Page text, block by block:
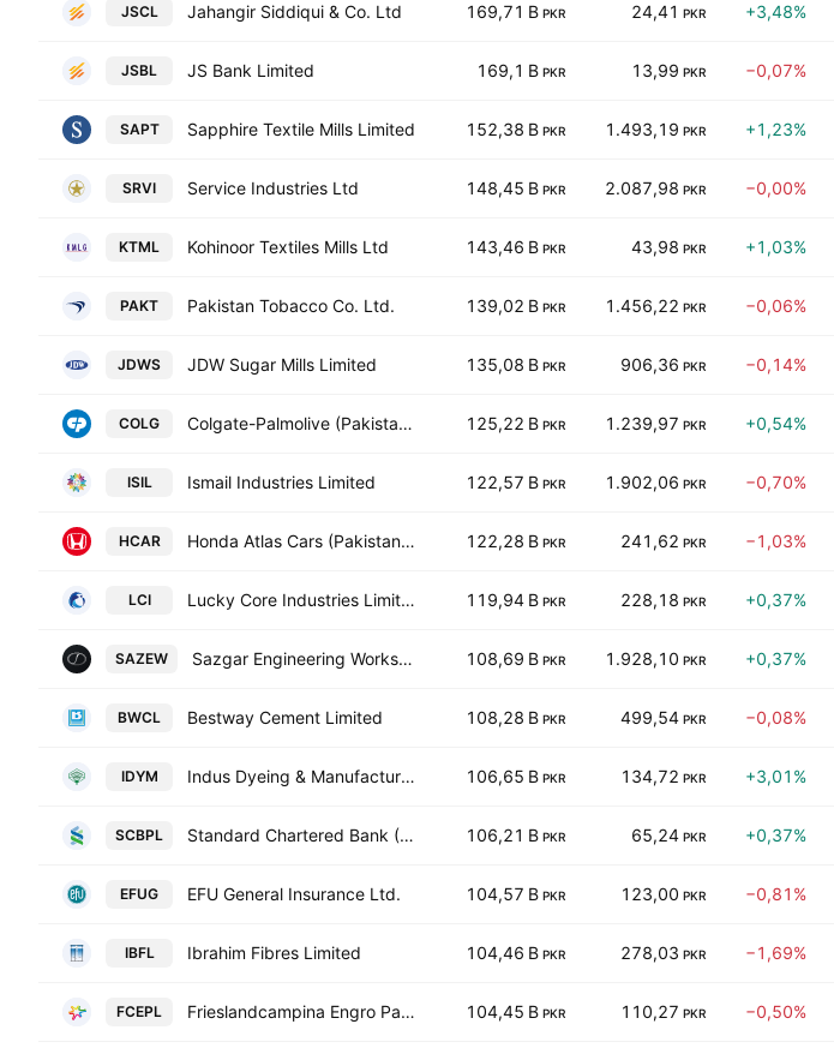
JSCL Jahangir Siddiqui & Co. Ltd 169,71 B PKR 24,41 PKR +3,48%
JSBL JS Bank Limited 169,1 B PKR 13,99 PKR −0,07%
SAPT Sapphire Textile Mills Limited 152,38 B PKR 1.493,19 PKR +1,23%
SRVI Service Industries Ltd 148,45 B PKR 2.087,98 PKR −0,00%
KTML Kohinoor Textiles Mills Ltd 143,46 B PKR 43,98 PKR +1,03%
PAKT Pakistan Tobacco Co. Ltd. 139,02 B PKR 1.456,22 PKR −0,06%
JDWS JDW Sugar Mills Limited 135,08 B PKR 906,36 PKR −0,14%
COLG Colgate-Palmolive (Pakistan) Limited 125,22 B PKR 1.239,97 PKR +0,54%
ISIL Ismail Industries Limited 122,57 B PKR 1.902,06 PKR −0,70%
HCAR Honda Atlas Cars (Pakistan) Ltd. 122,28 B PKR 241,62 PKR −1,03%
LCI Lucky Core Industries Limited 119,94 B PKR 228,18 PKR +0,37%
SAZEW Sazgar Engineering Works Limited 108,69 B PKR 1.928,10 PKR +0,37%
BWCL Bestway Cement Limited 108,28 B PKR 499,54 PKR −0,08%
IDYM Indus Dyeing & Manufacturing Co. Ltd. 106,65 B PKR 134,72 PKR +3,01%
SCBPL Standard Chartered Bank (Pakistan) Limited 106,21 B PKR 65,24 PKR +0,37%
EFUG EFU General Insurance Ltd. 104,57 B PKR 123,00 PKR −0,81%
IBFL Ibrahim Fibres Limited 104,46 B PKR 278,03 PKR −1,69%
FCEPL Frieslandcampina Engro Pakistan Limited 104,45 B PKR 110,27 PKR −0,50%